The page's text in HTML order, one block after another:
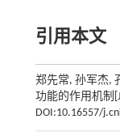
引用本文
郑先常, 孙军杰,
功能的作用机制
DOI:10.16557/